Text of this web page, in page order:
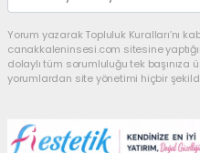
Yorum yazarak Topluluk Kuralları’nı
canakkaleninsesi.com sitesine
dolaylı tüm sorumluluğu tek başınıza
yorumlardan site yönetimi hiçbir